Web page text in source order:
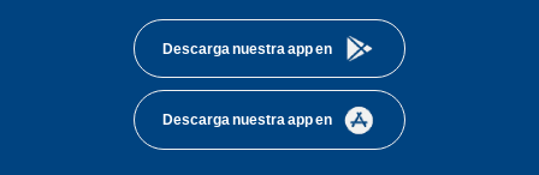
Descarga nuestra app en
Descarga nuestra app en